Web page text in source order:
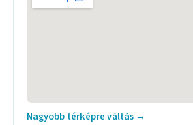
Nagyobb térképre váltás →